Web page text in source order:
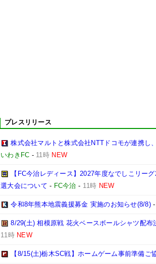
プレスリリース
株式会社マルトと株式会社NTTドコモが連携し
いわきFC - 11時 NEW
【FC今治レディース】2027年度なでしこリー
選大会について - FC今治 - 11時 NEW
令和8年熊本地震義援募金 実施のお知らせ(8/8)
8/29(土) 相模原戦 花火ベースボールシャツ配
11時 NEW
【8/15(土)栃木SC戦】ホームゲーム事前準備ご